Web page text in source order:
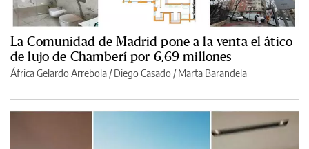
La Comunidad de Madrid pone a la venta el ático
de lujo de Chamberí por 6,69 millones
África Gelardo Arrebola /Diego Casado /Marta Barandela